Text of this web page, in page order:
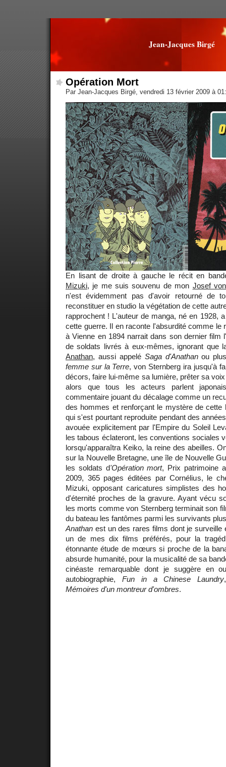
Jean-Jacques Birgé
Opération Mort
Par Jean-Jacques Birgé, vendredi 13 février 2009 à
En lisant de droite à gauche le récit en
Mizuki, je me suis souvenu de mon Josef
n'est évidemment pas d'avoir retourné de
reconstituer en studio la végétation de cette
rapprochent ! L'auteur de manga, né en 1928,
cette guerre. Il en raconte l'absurdité comme le
à Vienne en 1894 narrait dans son dernier film
de soldats livrés à eux-mêmes, ignorant que
Anathan, aussi appelé Saga d'Anathanou
femme sur la Terre, von Sternberg ira jusqu'à
décors, faire lui-même sa lumière, prêter sa
alors que tous les acteurs parlent
commentaire jouant du décalage comme un
des hommes et renforçant le mystère de cette
qui s'est pourtant reproduite pendant des
avouée explicitement par l'Empire du Soleil
les tabous éclateront, les conventions sociales
lorsqu'apparaîtra Keiko, la reine des abeilles.
sur la Nouvelle Bretagne, une île de Nouvelle
les soldats d'Opération mort, Prix patrimoine
2009, 365 pages éditées par Cornélius, le
Mizuki, opposant caricatures simplistes des
d'éternité proches de la gravure. Ayant vécu
les morts comme von Sternberg terminait son
du bateau les fantômes parmi les survivants
Anathan est un des rares films dont je surveille
un de mes dix films préférés, pour la
étonnante étude de mœurs si proche de la
absurde humanité, pour la musicalité de sa
cinéaste remarquable dont je suggère en
autobiographie, Fun in a Chinese Laundry
Mémoires d'un montreur d'ombres.